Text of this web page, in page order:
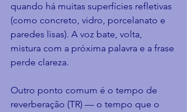
quando há muitas superfícies refletivas
(como concreto, vidro, porcelanato e
paredes lisas). A voz bate, volta,
mistura com a próxima palavra e a frase
perde clareza.
Outro ponto comum é o tempo de
reverberação (TR) — o tempo que o